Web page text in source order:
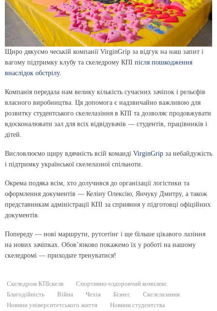
Щиро дякуємо чеській компанії VirginGrip за відгук на наш запит і
вагому підтримку клубу та скеледрому КПІ після пошкодження
внаслідок обстрілу.
Компанія передала нам велику кількість сучасних зачіпок і рельєфів
власного виробництва. Ця допомога є надзвичайно важливою для
розвитку студентського скелелазіння в КПІ та дозволяє продовжувати
вдосконалювати зал для всіх відвідувачів — студентів, працівників і
дітей.
Висловлюємо щиру вдячність всій команді VirginGrip за небайдужість
і підтримку української скелелазної спільноти.
Окрема подяка всім, хто долучився до організації логістики та
оформлення документів — Келіну Олексію, Янчуку Дмитру, а також
представникам адміністрації КПІ за сприяння у підготовці офіційних
документів.
Попереду — нові маршрути, рутсетінг і ще більше цікавого лазіння
на нових зачіпках. Обов’язково покажемо їх у роботі на нашому
скеледромі — приходьте тренуватися!
Скеледром КПІскеля
Спортивно-оздоровчий комплекс
Благодійність
Війна Чехія Бізнес
Скелелазання
Новини університетського життя
Новини студентства